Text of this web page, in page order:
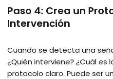
Paso 4: Crea un
Intervención
Cuando se detecta una
¿Quién interviene? ¿Cuál es
protocolo claro. Puede ser